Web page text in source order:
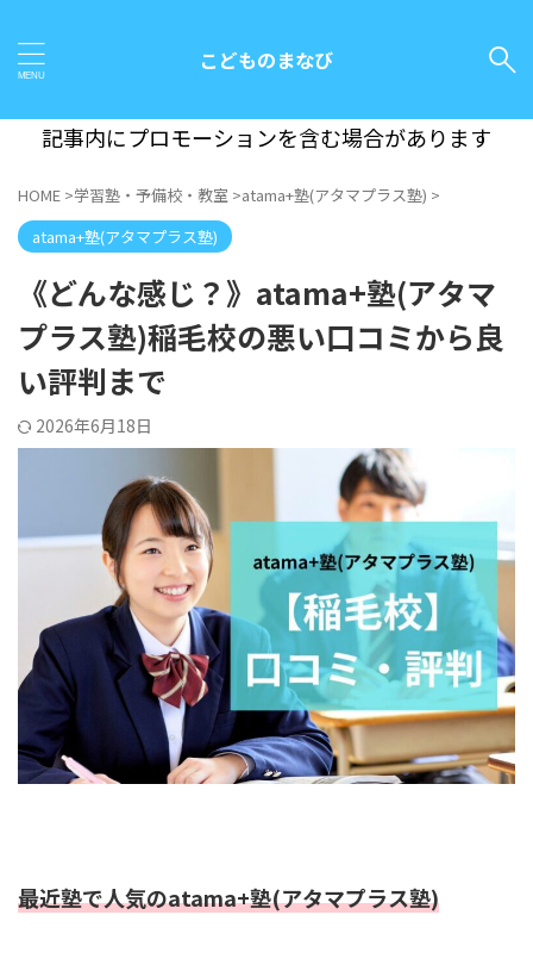
こどものまなび
記事内にプロモーションを含む場合があります
HOME >学習塾・予備校・教室 >atama+塾(アタマプラス塾) >
atama+塾(アタマプラス塾)
《どんな感じ？》atama+塾(アタマ
プラス塾)稲毛校の悪い口コミから良
い評判まで
2026年6月18日
最近塾で人気のatama+塾(アタマプラス塾)